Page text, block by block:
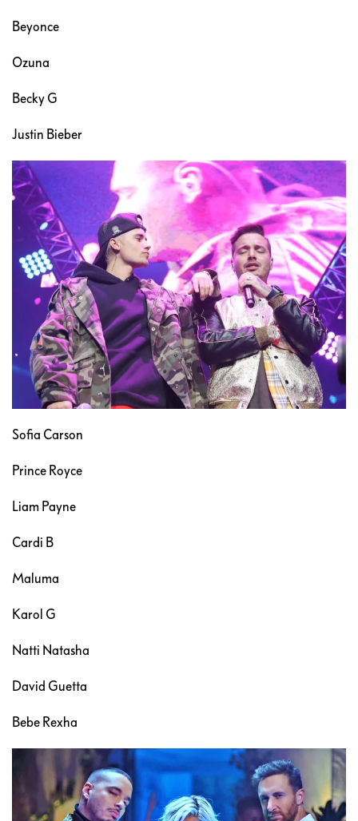
Beyonce
Ozuna
Becky G
Justin Bieber
Sofia Carson
Prince Royce
Liam Payne
Cardi B
Maluma
Karol G
Natti Natasha
David Guetta
Bebe Rexha